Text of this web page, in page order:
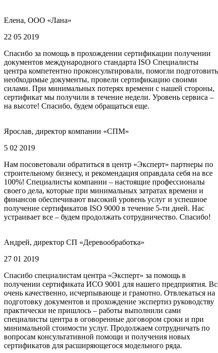
Елена, ООО «Лана»
22 05 2019
Спасибо за помощь в прохождении сертификации получении
документов международного стандарта ISO Специалисты
центра компетентно проконсультировали, помогли подготовить
необходимые документы, провели сертификацию своими
силами. При минимальных потерях времени с нашей стороны,
сертификат мы получили в течение недели. Уровень сервиса –
на высоте! Спасибо, будем обращаться еще.
Ярослав, директор компании «СПМ»
5 02 2019
Нам посоветовали обратиться в центр «Эксперт» партнеры по
строительному бизнесу, и рекомендация оправдала себя на все
100%! Специалисты компании – настоящие профессионалы
своего дела, которые при минимальных затратах времени и
финансов обеспечивают высокий уровень услуг и успешное
получение сертификатов ISO 9000 в течение 5-ти дней. Нас
устраивает все – будем продолжать сотрудничество. Спасибо!
Андрей, директор СП «Деревообработка»
27 01 2019
Спасибо специалистам центра «Эксперт» за помощь в
получении сертификата ИСО 9001 для нашего предприятия.
очень качественно, исчерпывающе и грамотно. Отвлекаться на
подготовку документов и прохождение экспертиз руководству
практически не пришлось – работы выполнили сами
специалисты центра в оговоренные договором сроки и при
минимальной стоимости услуг. Продолжаем сотрудничать по
вопросам консультативной помощи и получения новых
сертификатов для расширяющегося модельного ряда.